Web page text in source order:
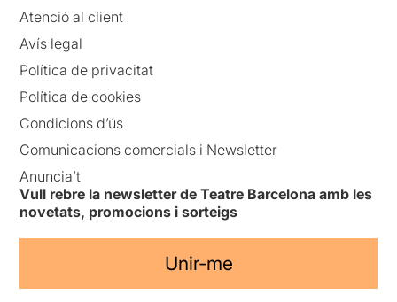
Atenció al client
Avís legal
Política de privacitat
Política de cookies
Condicions d’ús
Comunicacions comercials i Newsletter
Anuncia’t
Vull rebre la newsletter de Teatre Barcelona amb les
novetats, promocions i sorteigs
Unir-me